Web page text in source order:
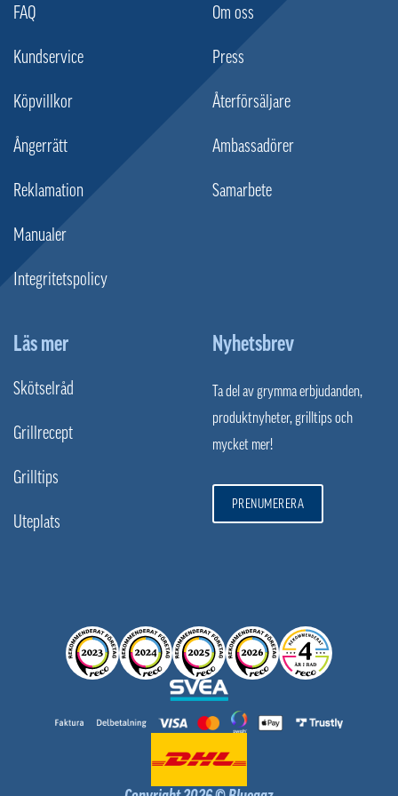
FAQ
Kundservice
Köpvillkor
Ångerrätt
Reklamation
Manualer
Integritetspolicy
Om oss
Press
Återförsäljare
Ambassadörer
Samarbete
Läs mer
Skötselråd
Grillrecept
Grilltips
Uteplats
Nyhetsbrev
Ta del av grymma erbjudanden,
produktnyheter, grilltips och
mycket mer!
PRENUMERERA